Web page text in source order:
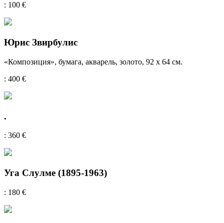
: 100 €
Юрис Звирбулис
«Композиция», бумага, акварель, золото, 92 х 64 см.
: 400 €
.
: 360 €
Уга Слулме (1895-1963)
: 180 €